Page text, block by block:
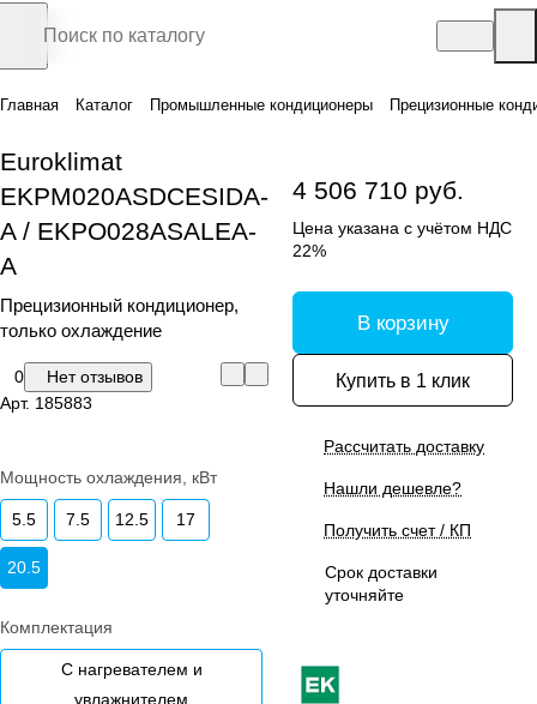
Главная Каталог Промышленные кондиционеры Прецизионные
Euroklimat
EKPM020ASDCESIDA-
A / EKPO028ASALEA-
A
Прецизионный кондиционер,
только охлаждение
0
Нет отзывов
Арт. 185883
Мощность охлаждения, кВт
5.5 7.5 12.5 17
20.5
Комплектация
С нагревателем и
увлажнителем
4 506 710 руб.
Цена указана с учётом НДС
22%
В корзину
Купить в 1 клик
Рассчитать доставку
Нашли дешевле?
Получить счет / КП
Срок доставки
уточняйте